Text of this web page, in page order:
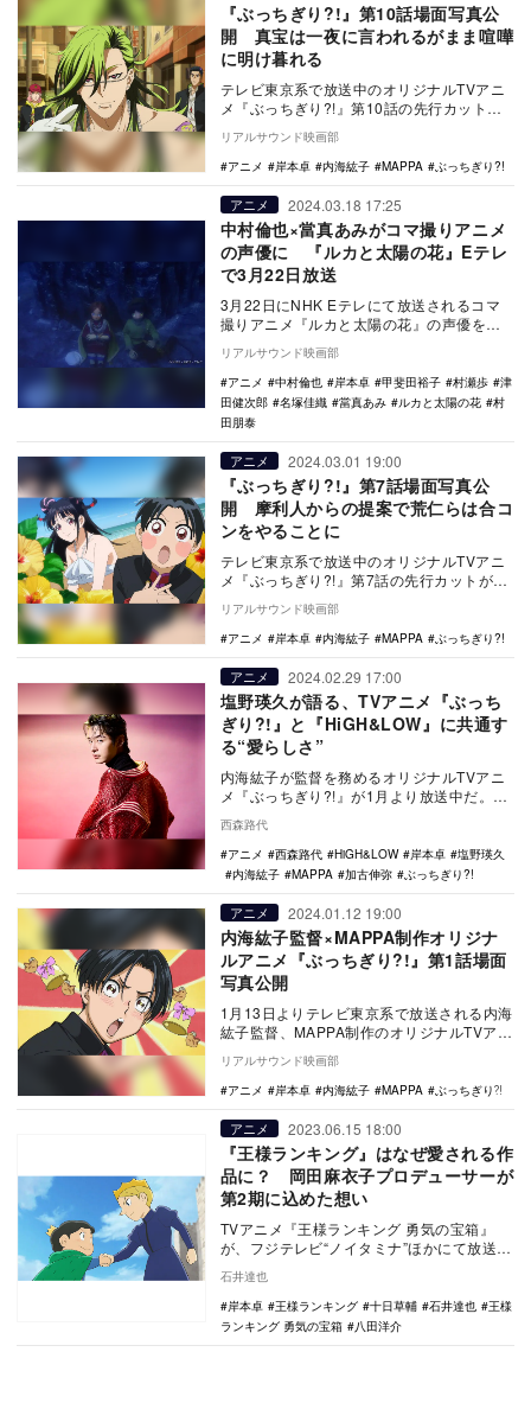
『ぶっちぎり?!』第10話場面写真公
開 真宝は一夜に言われるがまま喧嘩
に明け暮れる
テレビ東京系で放送中のオリジナルTVアニ
メ『ぶっちぎり?!』第10話の先行カットが
公開された。 本作は、MAPPA制作のオ
リ…
リアルサウンド映画部
アニメ
岸本卓 内海紘子 MAPPA ぶっちぎり?!
アニメ 2024.03.18 17:25
中村倫也×當真あみがコマ撮りアニメ
の声優に 『ルカと太陽の花』Eテレ
で3月22日放送
3月22日にNHK Eテレにて放送されるコマ
撮りアニメ『ルカと太陽の花』の声優を中
村倫也と當真あみが務めることが発表され
た。 …
リアルサウンド映画部
アニメ
中村倫也 岸本卓 甲斐田裕子 村瀬歩
津
田健次郎
名塚佳織 當真あみ ルカと太陽の花
村
田朋泰
アニメ 2024.03.01 19:00
『ぶっちぎり?!』第7話場面写真公
開 摩利人からの提案で荒仁らは合コ
ンをやることに
テレビ東京系で放送中のオリジナルTVアニ
メ『ぶっちぎり?!』第7話の先行カットが公
開された。 本作は、MAPPA制作のオリ
ジ…
リアルサウンド映画部
アニメ
岸本卓 内海紘子 MAPPA ぶっちぎり?!
アニメ 2024.02.29 17:00
塩野瑛久が語る、TVアニメ『ぶっち
ぎり?!』と『HiGH&LOW』に共通す
る“愛らしさ”
内海紘子が監督を務めるオリジナルTVアニ
メ『ぶっちぎり?!』が1月より放送中だ。作
會」「シグ…
西森路代
アニメ
西森路代 HiGH&LOW 岸本卓
塩野瑛久
内海紘子
MAPPA 加古伸弥 ぶっちぎり?!
アニメ 2024.01.12 19:00
内海紘子監督×MAPPA制作オリジナ
ルアニメ『ぶっちぎり?!』第1話場面
写真公開
1月13日よりテレビ東京系で放送される内海
紘子監督、MAPPA制作のオリジナルTVアニ
メ『ぶっちぎり?!』の第1話場面写真が公
開…
リアルサウンド映画部
アニメ
岸本卓 内海紘子 MAPPA ぶっちぎり⁈
アニメ 2023.06.15 18:00
『王様ランキング』はなぜ愛される作
品に？ 岡田麻衣子プロデューサーが
第2期に込めた想い
TVアニメ『王様ランキング 勇気の宝箱』
が、フジテレビ“ノイタミナ”ほかにて放送さ
れている。生まれつき耳が聞こえず言葉も
話せず、…
石井達也
岸本卓
王様ランキング 十日草輔 石井達也
王様
ランキング 勇気の宝箱
八田洋介